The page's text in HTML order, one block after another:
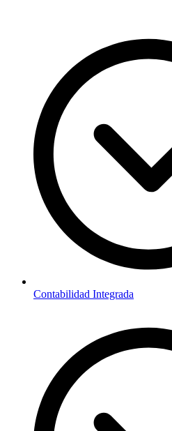
Contabilidad Integrada